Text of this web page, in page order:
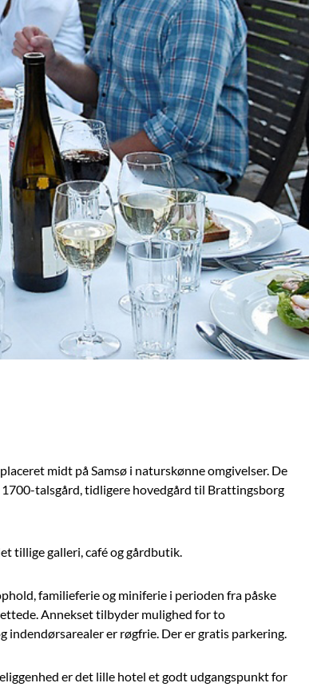
midt på Samsø i naturskønne omgivelser. De
talsgård, tidligere hovedgård til Brattingsborg
tillige galleri, café og gårdbutik.
familieferie og miniferie i perioden fra påske
Annekset tilbyder mulighed for to
er røgfrie. Der er gratis parkering.
er det lille hotel et godt udgangspunkt for